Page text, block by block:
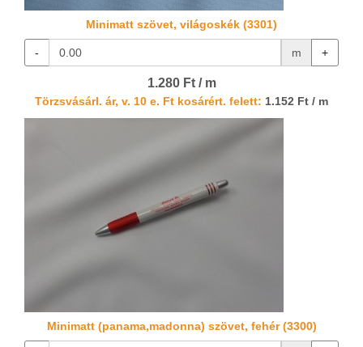
Minimatt szövet, világoskék (3301)
- m +
1.280 Ft / m
Törzsvásárl. ár, v. 10 e. Ft kosárért. felett: 1.152 Ft / m
Minimatt (panama,madonna) szövet, fehér (3300)